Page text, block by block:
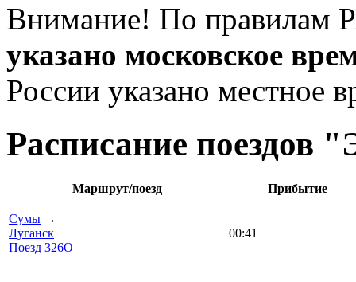
Внимание! По правилам
указано московское
России указано местное
Расписание поездов
Маршрут/поезд Прибытие
Сумы →
Луганск
Поезд 326О
00:41